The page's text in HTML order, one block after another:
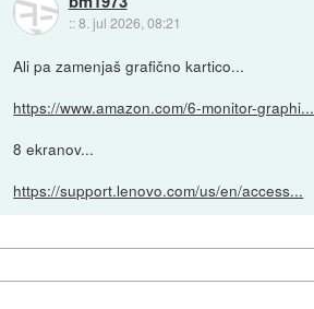
::8. jul 2026, 08:21
Ali pa zamenjaš grafično kartico...
https://www.amazon.com/6-monitor-graphi...
8 ekranov...
https://support.lenovo.com/us/en/access...